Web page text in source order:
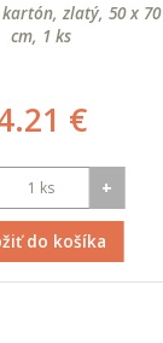
zlatý, 50 x 70
cm, 1 ks
€
+
do košíka